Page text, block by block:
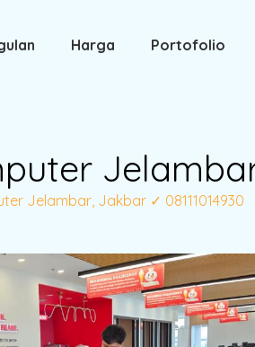
Harga Portofolio
Jelambar, Jakbar ✓ 08111014930